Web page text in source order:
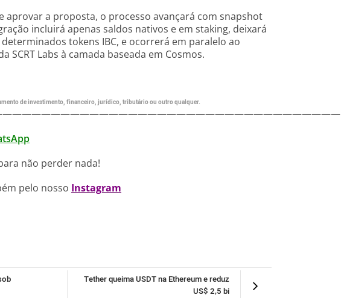
aprovar a proposta, o processo avançará com snapshot
incluirá apenas saldos nativos e em staking, deixará
tokens IBC, e ocorrerá em paralelo ao
Labs à camada baseada em Cosmos.
de investimento, financeiro, jurídico, tributário ou outro qualquer.
não perder nada!
pelo nosso Instagram
Tether queima USDT na Ethereum e reduz
US$ 2,5 bi